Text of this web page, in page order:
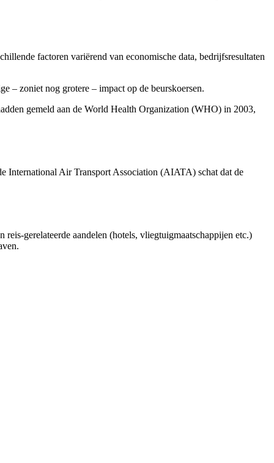
factoren variërend van economische data, bedrijfsresultaten
– zoniet nog grotere – impact op de beurskoersen.
gemeld aan de World Health Organization (WHO) in 2003,
International Air Transport Association (AIATA) schat dat de
gerelateerde aandelen (hotels, vliegtuigmaatschappijen etc.)